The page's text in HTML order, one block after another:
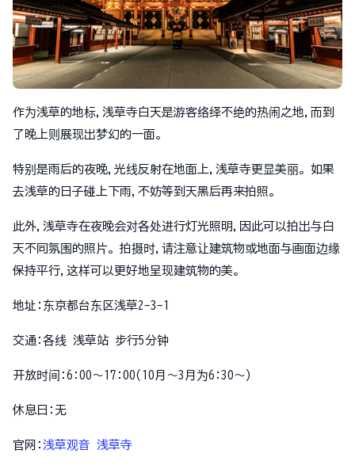
作为浅草的地标,浅草寺白天是游客络绎不绝的热闹之地,而到
了晚上则展现出梦幻的一面。
特别是雨后的夜晚,光线反射在地面上,浅草寺更显美丽。如果
去浅草的日子碰上下雨,不妨等到天黑后再来拍照。
此外,浅草寺在夜晚会对各处进行灯光照明,因此可以拍出与白
天不同氛围的照片。拍摄时,请注意让建筑物或地面与画面边缘
保持平行,这样可以更好地呈现建筑物的美。
地址:东京都台东区浅草2-3-1
交通:各线 浅草站 步行5分钟
开放时间:6:00～17:00(10月～3月为6:30～)
休息日:无
官网: 浅草观音 浅草寺